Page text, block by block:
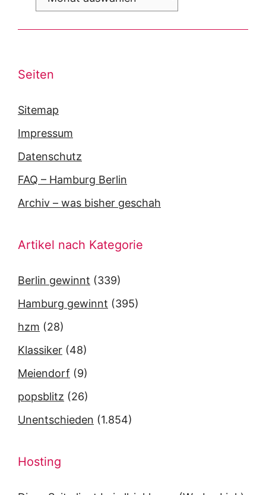
Seiten
Sitemap
Impressum
Datenschutz
FAQ – Hamburg Berlin
Archiv – was bisher geschah
Artikel nach Kategorie
Berlin gewinnt (339)
Hamburg gewinnt (395)
hzm (28)
Klassiker (48)
Meiendorf (9)
popsblitz (26)
Unentschieden (1.854)
Hosting